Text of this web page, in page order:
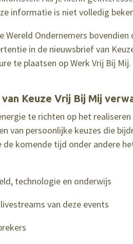
informatie is niet volledig
Wereld Ondernemers
in de nieuwsbrief van
te plaatsen op Werk Vrij Bij
Keuze Vrij Bij Mij
te richten op het
van persoonlijke keuzes die
komende tijd onder andere
technologie en onderwijs
van deze events